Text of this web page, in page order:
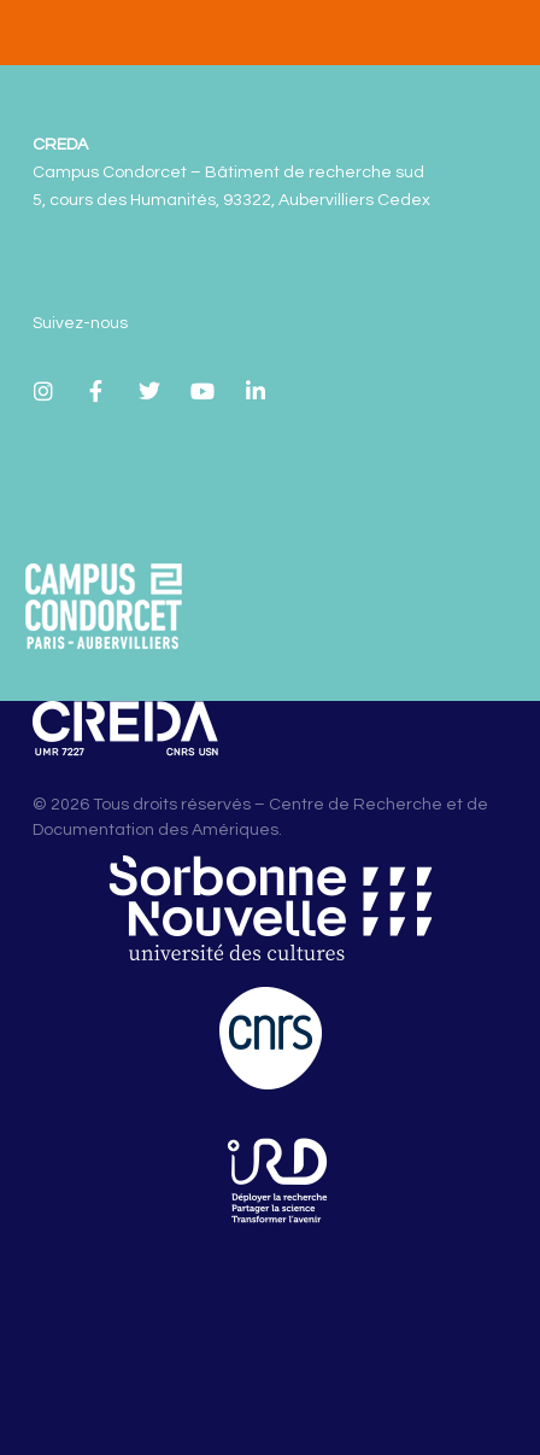
© 2026 Tous droits réservés – Centre de Recherche et de
Documentation des Amériques.
CREDA
Campus Condorcet – Bâtiment de recherche sud
5, cours des Humanités, 93322, Aubervilliers Cedex
Suivez-nous